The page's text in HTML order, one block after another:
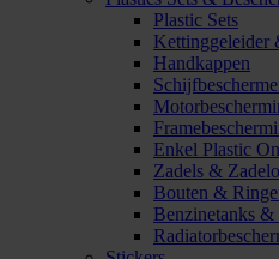
Plastic Sets
Kettinggeleider
Handkappen
Enkel Plastic
Zadels &
Bouten &
Benzinetanks &